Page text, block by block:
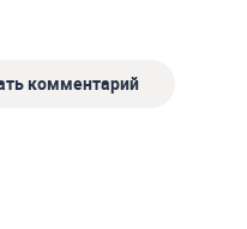
комментарий